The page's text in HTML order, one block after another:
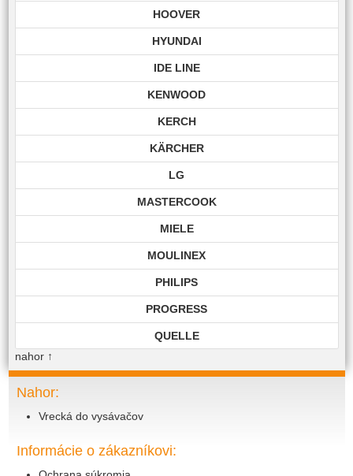
HOOVER
HYUNDAI
IDE LINE
KENWOOD
KERCH
KÄRCHER
LG
MASTERCOOK
MIELE
MOULINEX
PHILIPS
PROGRESS
QUELLE
SIEMENS
nahor↑
Nahor:
Vrecká do vysávačov
Informácie o zákazníkovi: